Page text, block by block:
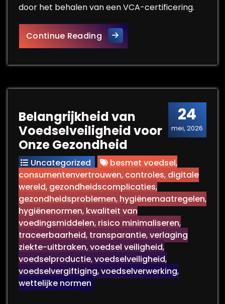
door het behalen van een VCA-certificering.
Continue ReadingVeiligheid op de Werkvloer:
24
mei, 2026
Belangrijkheid van
Voedselveiligheid voor
Onze Gezondheid
Uncategorized besmet voedsel,
consumentenvertrouwen, controles, digitale
wereld, gezondheidscomplicaties,
gezondheidsproblemen, hygiënemaatregelen,
hygiënenormen, kwaliteit van
voedingsmiddelen, risico minimaliseren,
traceerbaarheid, transparantie,verlaging
ziekte-uitbraken,voedsel veiligheid,
voedselproductie,voedselveiligheid,
voedselvergiftiging,voedselverwerking,
wettelijke normen